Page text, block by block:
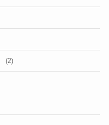
(2)